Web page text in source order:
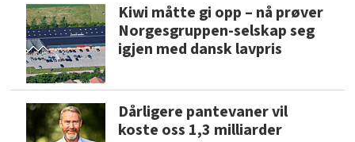
Kiwi måtte gi opp – nå prøver
Norgesgruppen-selskap seg
igjen med dansk lavpris
Dårligere pantevaner vil
koste oss 1,3 milliarder